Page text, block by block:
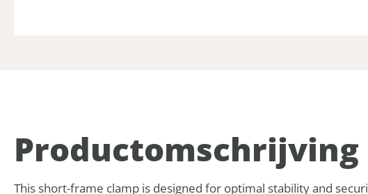
Product­omschrijving
This short-frame clamp is designed for optimal stability and